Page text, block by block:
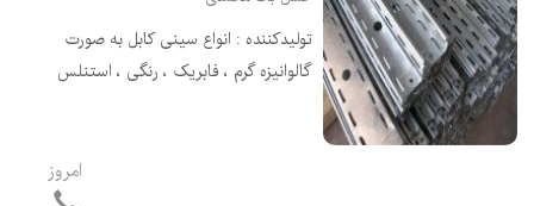
تولیدکننده : انواع سینی کابل به صورت
گالوانیزه گرم ، فابریک ، رنگی ، استنلس
ارسال به سراسر تهران و شهرستان ها :امروز